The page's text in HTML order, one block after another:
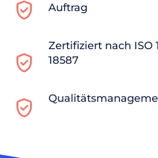
Auftrag
Zertifiziert nach ISO
18587